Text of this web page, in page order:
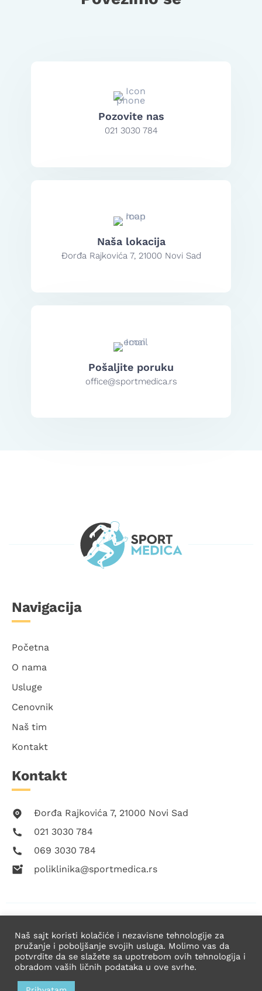
Pozovite nas
021 3030 784
Naša lokacija
Đorđa Rajkovića 7, 21000 Novi Sad
Pošaljite poruku
office@sportmedica.rs
Navigacija
Početna
O nama
Usluge
Cenovnik
Naš tim
Kontakt
Kontakt
Đorđa Rajkovića 7, 21000 Novi Sad
021 3030 784
069 3030 784
poliklinika@sportmedica.rs
Naš sajt koristi kolačiće i nezavisne tehnologije za
pružanje i poboljšanje svojih usluga. Molimo vas da
potvrdite da se slažete sa upotrebom ovih tehnologija i
obradom vaših ličnih podataka u ove svrhe.